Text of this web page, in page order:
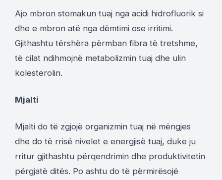
Ajo mbron stomakun tuaj nga acidi hidrofluorik si
dhe e mbron atë nga dëmtimi ose irritimi.
Gjithashtu tërshëra përmban fibra të tretshme,
të cilat ndihmojnë metabolizmin tuaj dhe ulin
kolesterolin.
Mjalti
Mjalti do të zgjojë organizmin tuaj në mëngjes
dhe do të rrisë nivelet e energjisë tuaj, duke ju
rritur gjithashtu përqendrimin dhe produktivitetin
përgjatë ditës. Po ashtu do të përmirësojë